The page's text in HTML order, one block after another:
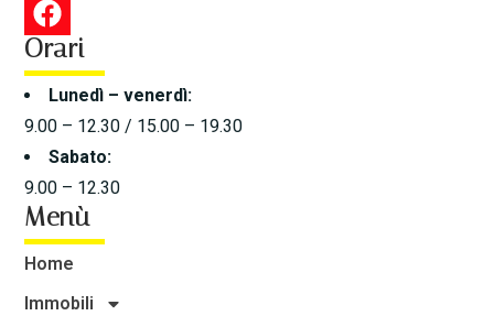
Orari
Lunedì – venerdì:
9.00 – 12.30 / 15.00 – 19.30
Sabato:
9.00 – 12.30
Menù
Home
Immobili